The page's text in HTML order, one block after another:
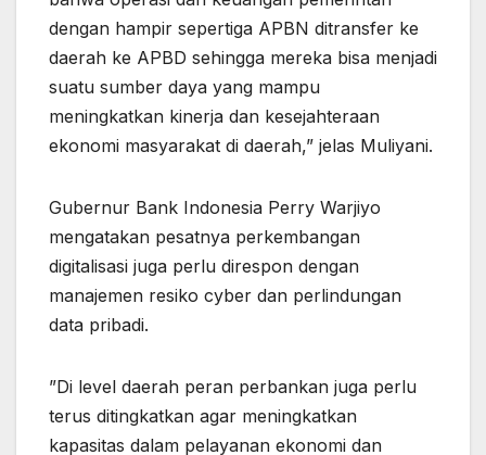
dengan hampir sepertiga APBN ditransfer ke
daerah ke APBD sehingga mereka bisa menjadi
suatu sumber daya yang mampu
meningkatkan kinerja dan kesejahteraan
ekonomi masyarakat di daerah,” jelas Muliyani.
Gubernur Bank Indonesia Perry Warjiyo
mengatakan pesatnya perkembangan
digitalisasi juga perlu direspon dengan
manajemen resiko cyber dan perlindungan
data pribadi.
”Di level daerah peran perbankan juga perlu
terus ditingkatkan agar meningkatkan
kapasitas dalam pelayanan ekonomi dan